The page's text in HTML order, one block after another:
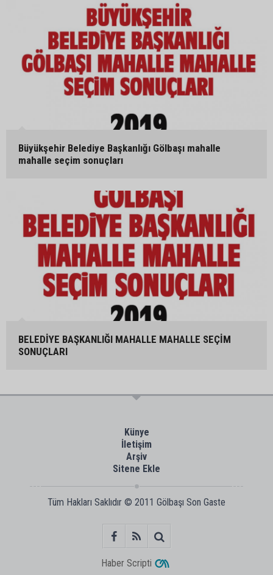
Büyükşehir Belediye Başkanlığı Gölbaşı mahalle
mahalle seçim sonuçları
BELEDİYE BAŞKANLIĞI MAHALLE MAHALLE SEÇİM
SONUÇLARI
Künye
İletişim
Arşiv
Sitene Ekle
Tüm Hakları Saklıdır © 2011 Gölbaşı Son Gaste
Haber Scripti